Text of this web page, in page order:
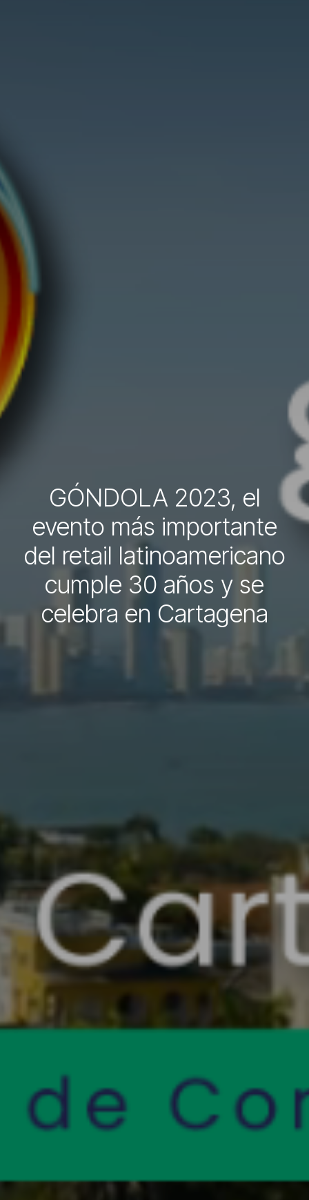
GÓNDOLA 2023, el
evento más importante
del retail latinoamericano
cumple 30 años y se
celebra en Cartagena